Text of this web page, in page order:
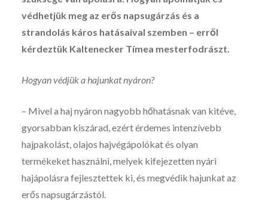
védhetjük meg az erős napsugárzás és a
strandolás káros hatásaival szemben – erről
kérdeztük Kaltenecker Tímea mesterfodrászt.
Hogyan védjük a hajunkat nyáron?
– Mivel a haj nyáron nagyobb hőhatásnak van kitéve,
gyorsabban kiszárad, ezért érdemes intenzívebb
hajpakolást, olajos hajvégápolókat és olyan
termékeket használni, melyek kifejezetten nyári
hajápolásra fejlesztettek ki, és megvédik hajunkat az
erős napsugárzástól.